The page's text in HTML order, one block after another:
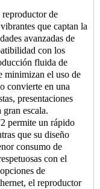
de
que captan la
avanzadas de
con los
fluida de
minimizan el uso de
convierte en una
presentaciones
escala.
permite un rápido
que su diseño
consumo de
con el
de
el reproductor